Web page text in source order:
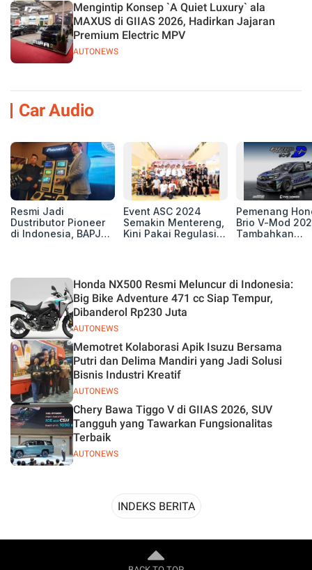
AUTONEWS
Mengintip Konsep `A Quiet Luxury` ala
MAXUS di GIIAS 2026, Hadirkan Jajaran
Premium Electric MPV
Car Audio
Resmi Jadi
Dustributor Pioneer
di Indonesia, BAPJ
Event ASC 2024
Semakin Mentereng,
Kini Pakai Regulasi
Pemenang
Brio V-Mod
Tambahkan
AUTONEWS
Honda NX500 Resmi Meluncur di Indonesia:
Big Bike Adventure 471 cc Siap Tempur,
Dibanderol Rp230 Juta
AUTONEWS
Memotret Kolaborasi Apik Isuzu Bersama
Putri dan Delima Mandiri yang Jadi Solusi
Bisnis Industri Kreatif
AUTONEWS
Chery Bawa Tiggo V di GIIAS 2026, SUV
Tangguh yang Tawarkan Fungsionalitas
Terbaik
INDEKS BERITA